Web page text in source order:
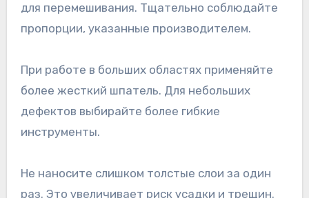
для перемешивания. Тщательно соблюдайте
пропорции, указанные производителем.
При работе в больших областях применяйте
более жесткий шпатель. Для небольших
дефектов выбирайте более гибкие
инструменты.
Не наносите слишком толстые слои за один
раз. Это увеличивает риск усадки и трещин.